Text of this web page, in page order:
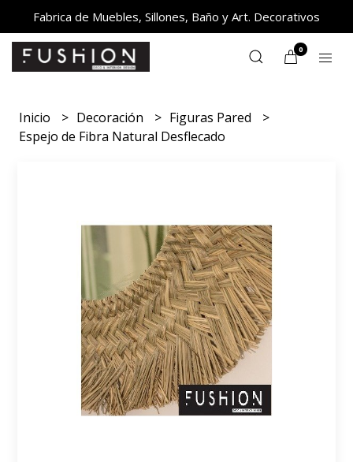
Fabrica de Muebles, Sillones, Baño y Art. Decorativos
0
Inicio Decoración
Figuras Pared
Espejo de Fibra Natural Desflecado